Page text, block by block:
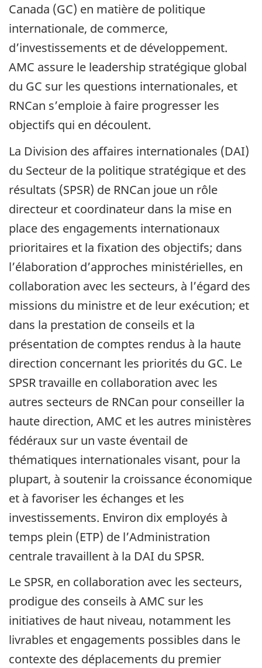
Canada (GC) en matière de politique
internationale, de commerce,
d’investissements et de développement.
AMC assure le leadership stratégique global
du GC sur les questions internationales, et
RNCan s’emploie à faire progresser les
objectifs qui en découlent.
La Division des affaires internationales (DAI)
du Secteur de la politique stratégique et des
résultats (SPSR) de RNCan joue un rôle
directeur et coordinateur dans la mise en
place des engagements internationaux
prioritaires et la fixation des objectifs; dans
l’élaboration d’approches ministérielles, en
collaboration avec les secteurs, à l’égard des
missions du ministre et de leur exécution; et
dans la prestation de conseils et la
présentation de comptes rendus à la haute
direction concernant les priorités du GC. Le
SPSR travaille en collaboration avec les
autres secteurs de RNCan pour conseiller la
haute direction, AMC et les autres ministères
fédéraux sur un vaste éventail de
thématiques internationales visant, pour la
plupart, à soutenir la croissance économique
et à favoriser les échanges et les
investissements. Environ dix employés à
temps plein (ETP) de l’Administration
centrale travaillent à la DAI du SPSR.
Le SPSR, en collaboration avec les secteurs,
prodigue des conseils à AMC sur les
initiatives de haut niveau, notamment les
livrables et engagements possibles dans le
contexte des déplacements du premier